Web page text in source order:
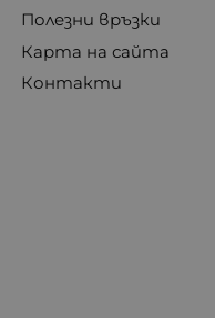
Полезни връзки
Карта на сайта
Контакти